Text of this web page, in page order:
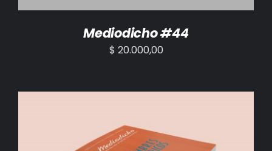
Mediodicho #44
$ 20.000,00